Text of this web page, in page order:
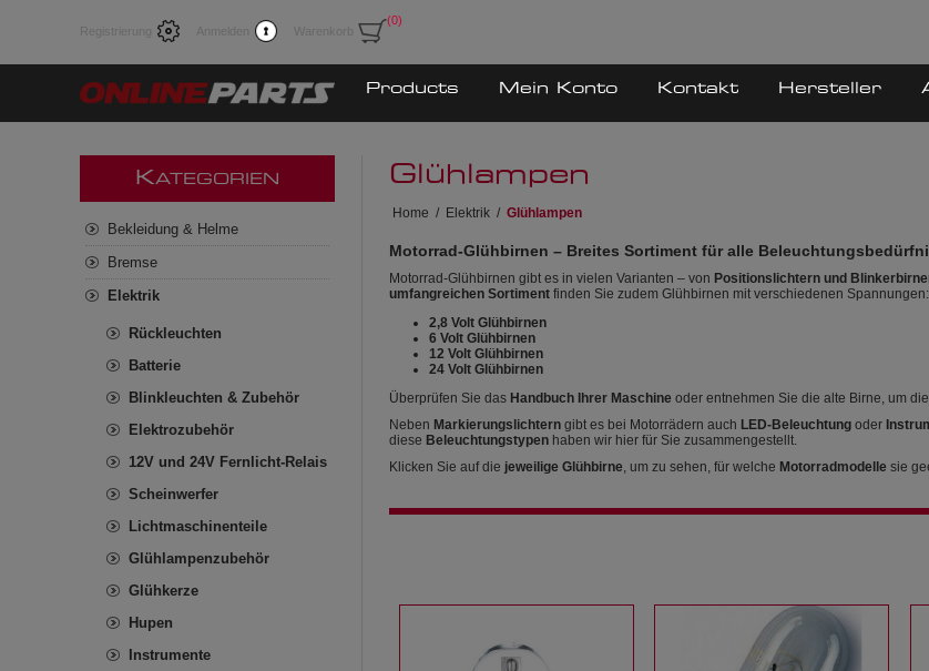
Registrierung Anmelden Warenkorb
(0)
Products Mein Konto Kontakt Hersteller
Glühlampen
Home / Elektrik / Glühlampen
Motorrad-Glühbirnen – Breites Sortiment für alle
Motorrad-Glühbirnen gibt es in vielen Varianten – von Positionslichtern und
umfangreichen Sortiment finden Sie zudem Glühbirnen mit verschiedenen Spannungen:
2,8 Volt Glühbirnen
6 Volt Glühbirnen
12 Volt Glühbirnen
24 Volt Glühbirnen
Überprüfen Sie das Handbuch Ihrer Maschine oder entnehmen Sie die alte Birne, um
Neben Markierungslichtern gibt es bei Motorrädern auch LED-Beleuchtung oder
diese Beleuchtungstypen haben wir hier für Sie zusammengestellt.
Klicken Sie auf die jeweilige Glühbirne, um zu sehen, für welche Motorradmodelle sie
KATEGORIEN
Bekleidung & Helme
Bremse
Elektrik
Rückleuchten
Batterie
Blinkleuchten & Zubehör
Elektrozubehör
12V und 24V Fernlicht-Relais
Scheinwerfer
Lichtmaschinenteile
Glühlampenzubehör
Glühkerze
Hupen
Instrumente